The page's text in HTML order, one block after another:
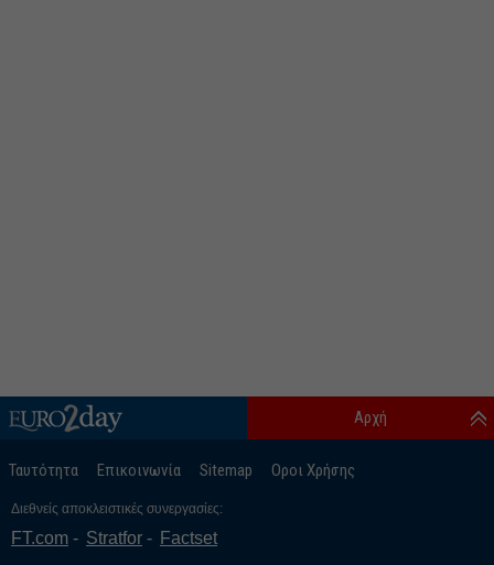
Ταυτότητα Επικοινωνία Sitemap Οροι Χρήσης
Αρχή
Διεθνείς αποκλειστικές συνεργασίες:
FT.com Stratfor Factset